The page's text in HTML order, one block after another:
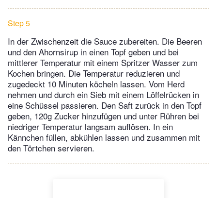
Step 5
In der Zwischenzeit die Sauce zubereiten. Die Beeren
und den Ahornsirup in einen Topf geben und bei
mittlerer Temperatur mit einem Spritzer Wasser zum
Kochen bringen. Die Temperatur reduzieren und
zugedeckt 10 Minuten köcheln lassen. Vom Herd
nehmen und durch ein Sieb mit einem Löffelrücken in
eine Schüssel passieren. Den Saft zurück in den Topf
geben, 120g Zucker hinzufügen und unter Rühren bei
niedriger Temperatur langsam auflösen. In ein
Kännchen füllen, abkühlen lassen und zusammen mit
den Törtchen servieren.